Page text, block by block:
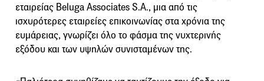
εταιρείας Beluga Associates S.A., μια από τις
ισχυρότερες εταιρείες επικοινωνίας στα χρόνια της
ευμάρειας, γνωρίζει όλο το φάσμα της νυχτερινής
εξόδου και των υψηλών συνισταμένων της.